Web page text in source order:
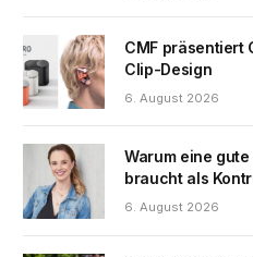
CMF präsentiert
Clip-Design
6. August 2026
Warum eine
braucht als
6. August 2026